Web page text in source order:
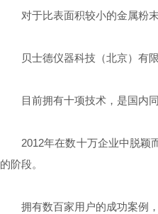
对于比表面积较小的金属粉末
贝士德仪器科技（北京）有限
目前拥有十项技术，是国内同
2012年在数十万企业中脱颖而
的阶段。
拥有数百家用户的成功案例，